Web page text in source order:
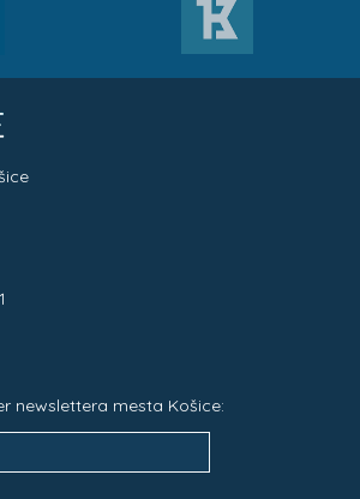
newslettera mesta Košice: